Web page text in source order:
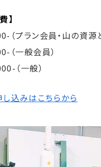
】
（プラン会員・山の資源
（一般会員）
（一般）
込みはこちらから